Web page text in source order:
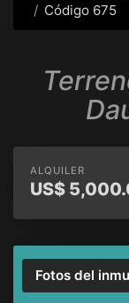
Código 675
ALQUILER
US$
Fotos del